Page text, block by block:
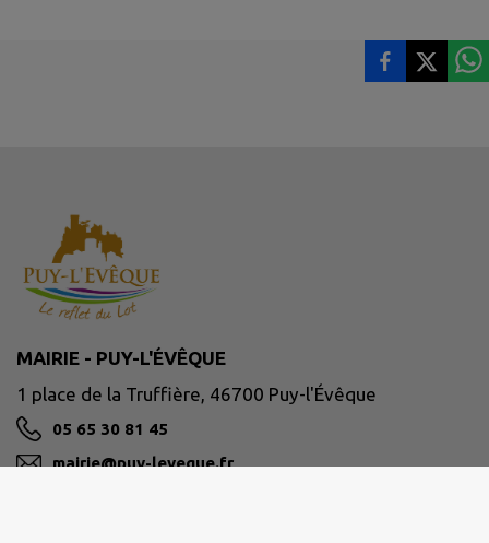
MAIRIE - PUY-L'ÉVÊQUE
1 place de la Truffière, 46700 Puy-l'Évêque
05 65 30 81 45
mairie@puy-leveque.fr